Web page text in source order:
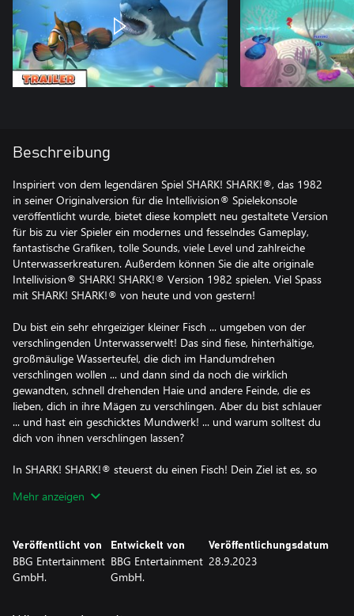
Beschreibung
Inspiriert von dem legendären Spiel SHARK! SHARK!®, das 1982
in seiner Originalversion für die Intellivision® Spielekonsole
veröffentlicht wurde, bietet diese komplett neu gestaltete Version
für bis zu vier Spieler ein modernes und fesselndes Gameplay,
fantastische Grafiken, tolle Sounds, viele Level und zahlreiche
Unterwasserkreaturen. Außerdem können Sie die alte originale
Intellivision® SHARK! SHARK!® Version 1982 spielen. Viel Spass
mit SHARK! SHARK!® von heute und von gestern!
Du bist ein sehr ehrgeiziger kleiner Fisch ... umgeben von der
verschlingenden Unterwasserwelt! Das sind fiese, hinterhältige,
großmäulige Wasserteufel, die dich im Handumdrehen
verschlingen wollen ... und dann sind da noch die wirklich
gewandten, schnell drehenden Haie und andere Feinde, die es
lieben, dich in ihre Mägen zu verschlingen. Aber du bist schlauer
... und hast ein geschicktes Mundwerk! ... und warum solltest du
dich von ihnen verschlingen lassen?
In SHARK! SHARK!® steuerst du einen Fisch! Dein Ziel ist es, so
bleiben. Im Ozean schwimmen mit dir andere Fische
kannst jeden Fisch fressen, der kleiner ist als du selbst, und jeder
Fisch, der größer ist, frisst dich! Der Hai kann auch besiegt
werden, wenn du mehrmals an seinem Schwanz knabberst, aber
auf den Hummer, die Krabbe, die Krake, den Kugelfisch, den Orca
Mehr anzeigen
Veröffentlicht von
BBG Entertainment
GmbH.
Entwickelt von
BBG Entertainment
GmbH.
Veröffentlichungsdatum
28.9.2023